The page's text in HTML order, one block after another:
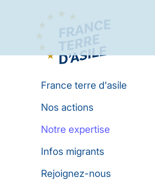
France terre d'asile
Nos actions
Notre expertise
Infos migrants
Rejoignez-nous